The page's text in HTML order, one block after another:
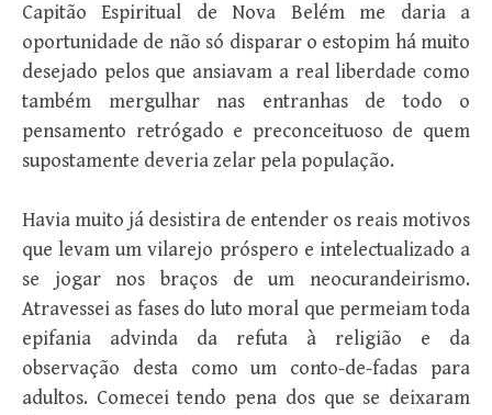
Capitão Espiritual de Nova Belém me daria a
oportunidade de não só disparar o estopim há muito
desejado pelos que ansiavam a real liberdade como
também mergulhar nas entranhas de todo o
pensamento retrógado e preconceituoso de quem
supostamente deveria zelar pela população.
Havia muito já desistira de entender os reais motivos
que levam um vilarejo próspero e intelectualizado a
se jogar nos braços de um neocurandeirismo.
Atravessei as fases do luto moral que permeiam toda
epifania advinda da refuta à religião e da
observação desta como um conto-de-fadas para
adultos. Comecei tendo pena dos que se deixaram